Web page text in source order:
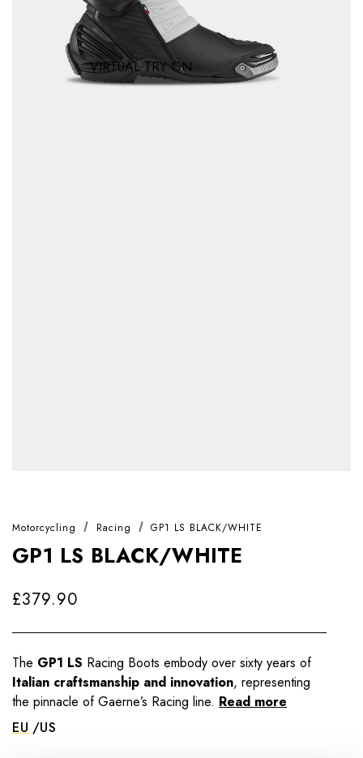
VIRTUAL TRY ON
Motorcycling Racing GP1 LS BLACK/WHITE
GP1 LS BLACK/WHITE
£379.90
The GP1 LS Racing Boots embody over sixty years of
Italian craftsmanship and innovation, representing
the pinnacle of Gaerne’s Racing line. Read more
EU
US